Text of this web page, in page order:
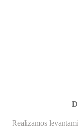
Realizamos